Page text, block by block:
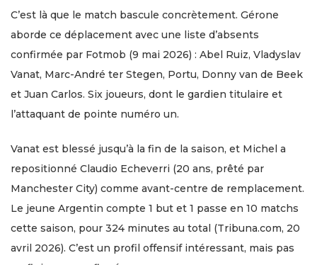
C’est là que le match bascule concrètement. Gérone
aborde ce déplacement avec une liste d’absents
confirmée par Fotmob (9 mai 2026) : Abel Ruiz, Vladyslav
Vanat, Marc-André ter Stegen, Portu, Donny van de Beek
et Juan Carlos. Six joueurs, dont le gardien titulaire et
l’attaquant de pointe numéro un.
Vanat est blessé jusqu’à la fin de la saison, et Michel a
repositionné Claudio Echeverri (20 ans, prêté par
Manchester City) comme avant-centre de remplacement.
Le jeune Argentin compte 1 but et 1 passe en 10 matchs
cette saison, pour 324 minutes au total (Tribuna.com, 20
avril 2026). C’est un profil offensif intéressant, mais pas